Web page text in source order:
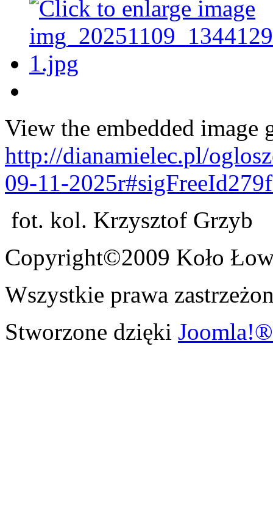
View the embedded image
http://dianamielec.pl/
09-11-
fot. kol. Krzysztof Grzyb
Copyright©2009 Koło
Wszystkie prawa
Stworzone dzięki Joomla!®